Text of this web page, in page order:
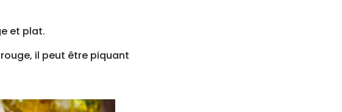
et plat.
il peut être piquant